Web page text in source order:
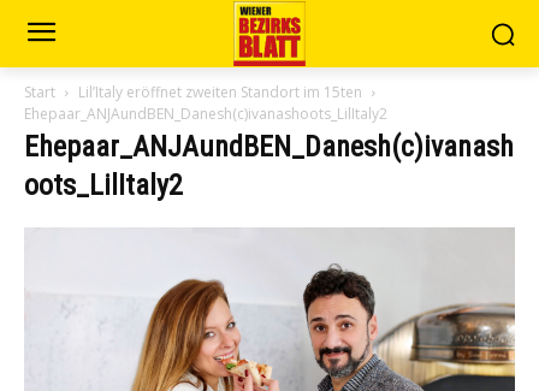
Start
Lil’Italy eröffnet zweiten Standort im 15ten
Ehepaar_ANJAundBEN_Danesh(c)ivanashoots_LilItaly2
Ehepaar_ANJAundBEN_Danesh(c)ivanash
oots_LilItaly2